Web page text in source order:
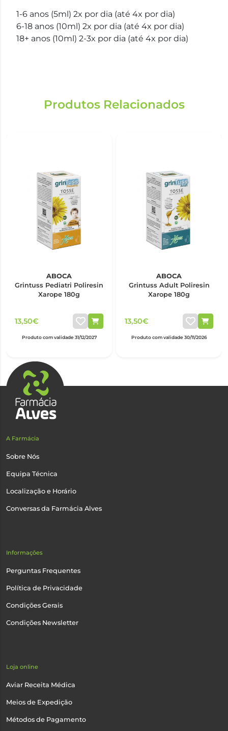
1-6 anos (5ml) 2x por dia (até 4x por dia)
6-18 anos (10ml) 2x por dia (até 4x por dia)
18+ anos (10ml) 2-3x por dia (até 4x por dia)
Produtos Relacionados
ABOCA
Grintuss Pediatri Poliresin
Xarope 180g
13,50€
Produto com validade 31/12/2027
ABOCA
Grintuss Adult Poliresin
Xarope 180g
13,50€
Produto com validade 30/11/2026
A Farmácia
Sobre Nós
Equipa Técnica
Localização e Horário
Conversas da Farmácia Alves
Informações
Perguntas Frequentes
Política de Privacidade
Condições Gerais
Condições Newsletter
Loja online
Aviar Receita Médica
Meios de Expedição
Métodos de Pagamento